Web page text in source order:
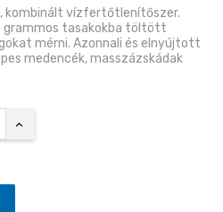
kombinált vízfertőtlenítőszer.
grammos tasakokba töltött
mérni. Azonnali és elnyújtott
medencék, masszázskádak